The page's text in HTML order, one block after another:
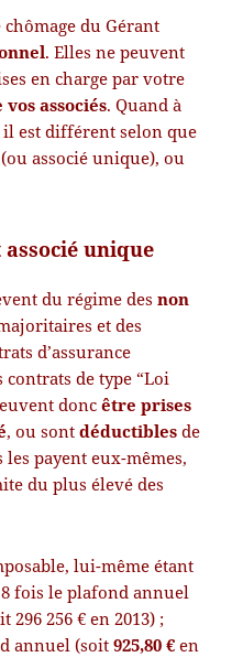
chômage du Gérant
. Elles ne peuvent
en charge par votre
vos associés. Quand à
est différent selon que
associé unique), ou
unique
du régime desnon
et des
d’assurance
contrats de type “Loi
doncêtre prises
, ou sontdéductiblesde
payent eux-mêmes,
du plus élevé des
lui-même étant
fois le plafond annuel
296 256 € en 2013) ;
annuel (soit925,80 € en